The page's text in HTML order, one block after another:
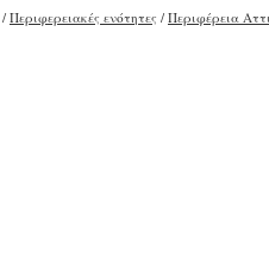
/ Περιφερειακές ενότητες / Περιφέρεια